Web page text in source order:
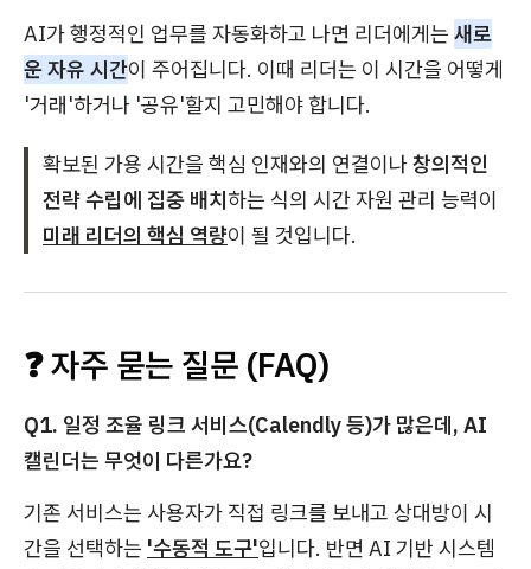
AI가 행정적인 업무를 자동화하고 나면 리더에게는 새로
운 자유 시간이 주어집니다. 이때 리더는 이 시간을 어떻게
'거래'하거나 '공유'할지 고민해야 합니다.
확보된 가용 시간을 핵심 인재와의 연결이나창의적인
전략 수립에 집중 배치하는 식의 시간 자원 관리 능력이
미래 리더의 핵심 역량이 될 것입니다.
❓ 자주 묻는 질문 (FAQ)
Q1. 일정 조율 링크 서비스(Calendly 등)가 많은데, AI
캘린더는 무엇이 다른가요?
기존 서비스는 사용자가 직접 링크를 보내고 상대방이 시
간을 선택하는 '수동적 도구'입니다. 반면 AI 기반 시스템